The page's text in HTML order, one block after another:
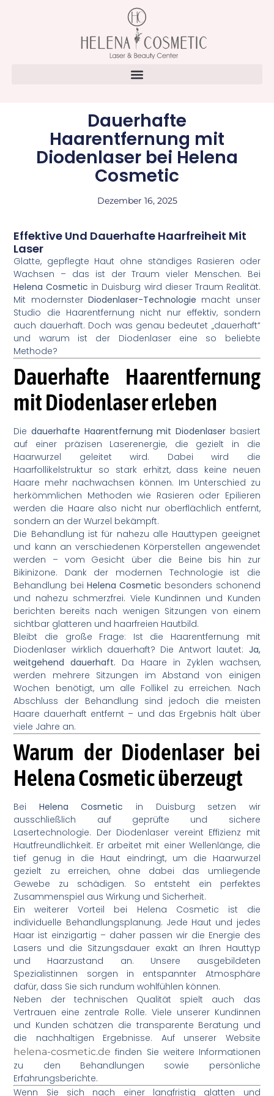
Dauerhafte
Haarentfernung mit
Diodenlaser bei Helena
Cosmetic
Dezember 16, 2025
Effektive Und Dauerhafte Haarfreiheit Mit
Laser
Glatte, gepflegte Haut ohne ständiges Rasieren oder
Wachsen – das ist der Traum vieler Menschen. Bei
Helena Cosmetic in Duisburg wird dieser Traum Realität.
Mit modernster Diodenlaser-Technologie macht unser
Studio die Haarentfernung nicht nur effektiv, sondern
auch dauerhaft. Doch was genau bedeutet „dauerhaft“
und warum ist der Diodenlaser eine so beliebte
Methode?
Dauerhafte Haarentfernung
mit Diodenlaser erleben
Diedauerhafte Haarentfernung mit Diodenlaserbasiert
auf einer präzisen Laserenergie, die gezielt in die
Haarwurzel geleitet wird. Dabei wird die
Haarfollikelstruktur so stark erhitzt, dass keine neuen
Haare mehr nachwachsen können. Im Unterschied zu
herkömmlichen Methoden wie Rasieren oder Epilieren
werden die Haare also nicht nur oberflächlich entfernt,
sondern an der Wurzel bekämpft.
Die Behandlung ist für nahezu alle Hauttypen geeignet
und kann an verschiedenen Körperstellen angewendet
werden – vom Gesicht über die Beine bis hin zur
Bikinizone. Dank der modernen Technologie ist die
Behandlung bei Helena Cosmetic besonders schonend
und nahezu schmerzfrei. Viele Kundinnen und Kunden
berichten bereits nach wenigen Sitzungen von einem
sichtbar glatteren und haarfreien Hautbild.
Bleibt die große Frage: Ist die Haarentfernung mit
Diodenlaser wirklich dauerhaft? Die Antwort lautet: Ja,
weitgehend dauerhaft. Da Haare in Zyklen wachsen,
werden mehrere Sitzungen im Abstand von einigen
Wochen benötigt, um alle Follikel zu erreichen. Nach
Abschluss der Behandlung sind jedoch die meisten
Haare dauerhaft entfernt – und das Ergebnis hält über
viele Jahre an.
Warum der Diodenlaser bei
Helena Cosmetic überzeugt
Bei Helena Cosmetic in Duisburg setzen wir
ausschließlich auf geprüfte und sichere
Lasertechnologie. Der Diodenlaser vereint Effizienz mit
Hautfreundlichkeit. Er arbeitet mit einer Wellenlänge, die
tief genug in die Haut eindringt, um die Haarwurzel
gezielt zu erreichen, ohne dabei das umliegende
Gewebe zu schädigen. So entsteht ein perfektes
Zusammenspiel aus Wirkung und Sicherheit.
Ein weiterer Vorteil bei Helena Cosmetic ist die
individuelle Behandlungsplanung. Jede Haut und jedes
Haar ist einzigartig – daher passen wir die Energie des
Lasers und die Sitzungsdauer exakt an Ihren Hauttyp
und Haarzustand an. Unsere ausgebildeten
Spezialistinnen sorgen in entspannter Atmosphäre
dafür, dass Sie sich rundum wohlfühlen können.
Neben der technischen Qualität spielt auch das
Vertrauen eine zentrale Rolle. Viele unserer Kundinnen
und Kunden schätzen die transparente Beratung und
die nachhaltigen Ergebnisse. Auf unserer Website
helena-cosmetic.de finden Sie weitere Informationen
zu den Behandlungen sowie persönliche
Erfahrungsberichte.
Wenn Sie sich nach einer langfristig glatten und